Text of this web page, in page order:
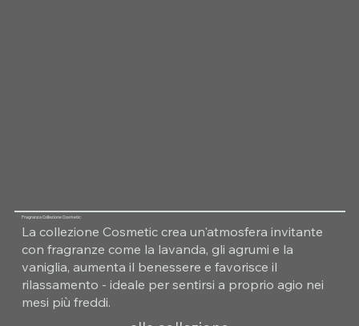
Fragranza Collezione Cosmetic
La collezione Cosmetic crea un'atmosfera invitante
con fragranze come la lavanda, gli agrumi e la
vaniglia, aumenta il benessere e favorisce il
rilassamento - ideale per sentirsi a proprio agio nei
mesi più freddi.